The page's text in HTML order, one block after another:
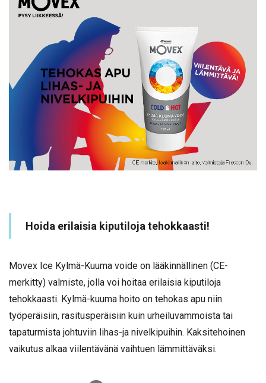
Hoida erilaisia kiputiloja tehokkaasti!
Movex Ice Kylmä-Kuuma voide on lääkinnällinen (CE-
merkitty) valmiste, jolla voi hoitaa erilaisia kiputiloja
tehokkaasti. Kylmä-kuuma hoito on tehokas apu niin
työperäisiin, rasitusperäisiin kuin urheiluvammoista tai
tapaturmista johtuviin lihas-ja nivelkipuihin. Kaksitehoinen
vaikutus alkaa viilentävänä vaihtuen lämmittäväksi.